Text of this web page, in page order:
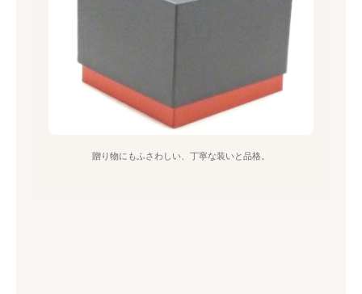
贈り物にもふさわしい、丁寧な装いと品格。